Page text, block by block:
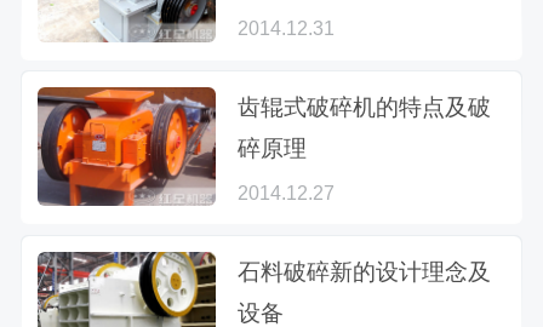
2014.12.31
齿辊式破碎机的特点及破
碎原理
2014.12.27
石料破碎新的设计理念及
设备